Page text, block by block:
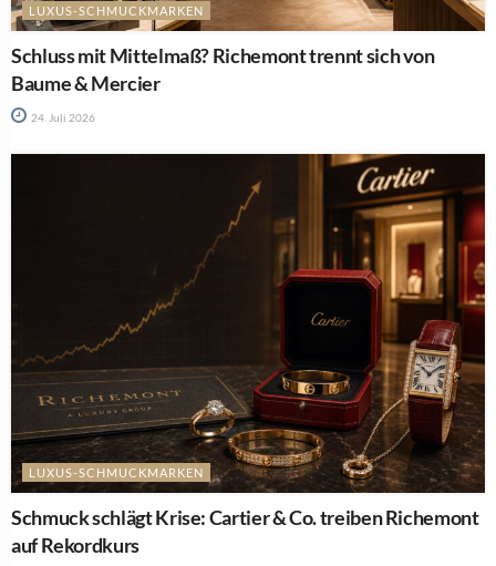
LUXUS-SCHMUCKMARKEN
Schluss mit Mittelmaß? Richemont trennt sich von
Baume & Mercier
24. Juli 2026
LUXUS-SCHMUCKMARKEN
Schmuck schlägt Krise: Cartier & Co. treiben Richemont
auf Rekordkurs